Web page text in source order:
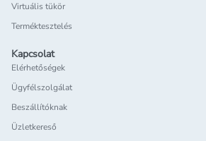
Virtuális tükör
Terméktesztelés
Kapcsolat
Elérhetőségek
Ügyfélszolgálat
Beszállítóknak
Üzletkereső